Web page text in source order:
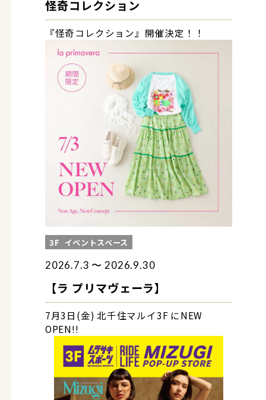
怪奇コレクション
『怪奇コレクション』開催決定！！
3F イベントスペース
2026.7.3 〜 2026.9.30
【ラ プリマヴェーラ】
7月3日(金) 北千住マルイ3F にNEW
OPEN!!